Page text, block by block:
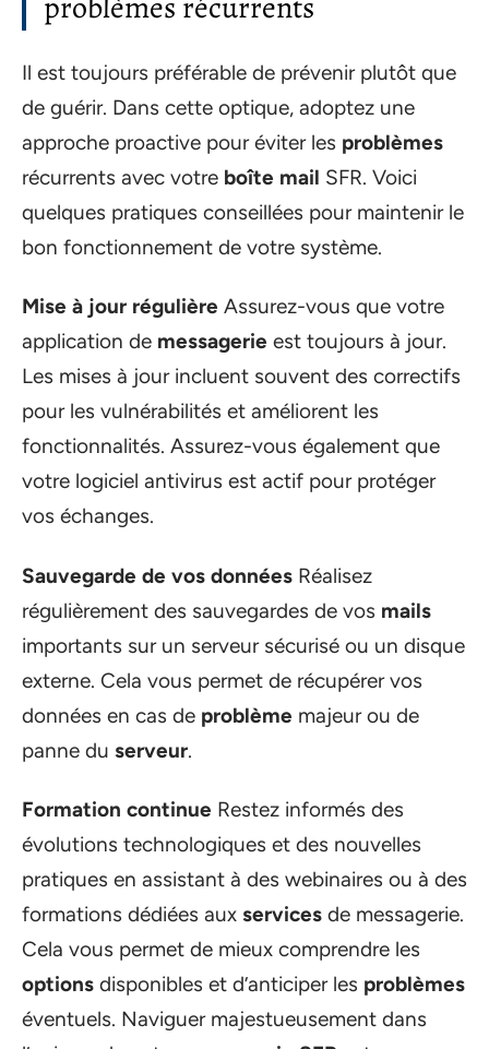
Il est toujours préférable de prévenir plutôt que
de guérir. Dans cette optique, adoptez une
approche proactive pour éviter les problèmes
récurrents avec votre boîte mail SFR. Voici
quelques pratiques conseillées pour maintenir le
bon fonctionnement de votre système.
Mise à jour régulière Assurez-vous que votre
application de messagerie est toujours à jour.
Les mises à jour incluent souvent des correctifs
pour les vulnérabilités et améliorent les
fonctionnalités. Assurez-vous également que
votre logiciel antivirus est actif pour protéger
vos échanges.
Sauvegarde de vos données Réalisez
régulièrement des sauvegardes de vos mails
importants sur un serveur sécurisé ou un disque
externe. Cela vous permet de récupérer vos
données en cas de problème majeur ou de
panne du serveur.
Formation continue Restez informés des
évolutions technologiques et des nouvelles
pratiques en assistant à des webinaires ou à des
formations dédiées aux services de messagerie.
Cela vous permet de mieux comprendre les
options disponibles et d’anticiper les problèmes
éventuels. Naviguer majestueusement dans